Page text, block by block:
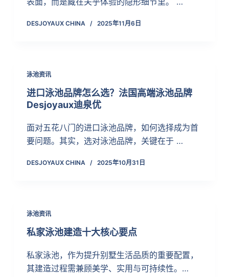
DESJOYAUX CHINA 2025年11月6日
泳池资讯
进口泳池品牌怎么选？法国高端泳池品牌
Desjoyaux迪泉优
面对五花八门的进口泳池品牌，如何选择成为首
要问题。其实，选对泳池品牌，关键在于 …
DESJOYAUX CHINA 2025年10月31日
泳池资讯
私家泳池建造十大核心要点
私家泳池，作为提升别墅生活品质的重要配置，
其建造过程需兼顾美学、实用与可持续性。…